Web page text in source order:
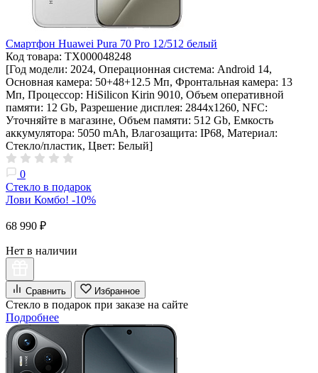
Смартфон Huawei Pura 70 Pro 12/512 белый
Код товара: ТХ000048248
[Год модели: 2024, Операционная система: Android 14,
Основная камера: 50+48+12.5 Мп, Фронтальная камера: 13
Мп, Процессор: HiSilicon Kirin 9010, Объем оперативной
памяти: 12 Gb, Разрешение дисплея: 2844х1260, NFC:
Уточняйте в магазине, Объем памяти: 512 Gb, Емкость
аккумулятора: 5050 mAh, Влагозащита: IP68, Материал:
Стекло/пластик, Цвет: Белый]
0
Стекло в подарок
Лови Комбо! -10%
68 990 ₽
Нет в наличии
Сравнить Избранное
Стекло в подарок при заказе на сайте
Подробнее